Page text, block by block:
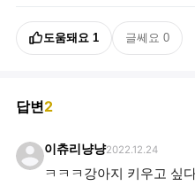
도움돼요 1 글쎄요 0
답변2
이츄리냥냥2022.12.24
ㅋㅋㅋ강아지 키우고 싶